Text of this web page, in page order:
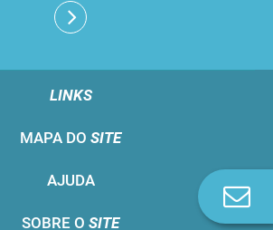
LINKS
MAPA DO SITE
AJUDA
SOBRE O SITE